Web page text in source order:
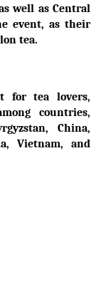
well as Central
event, as their
tea.
for tea lovers,
countries,
China,
Vietnam, and